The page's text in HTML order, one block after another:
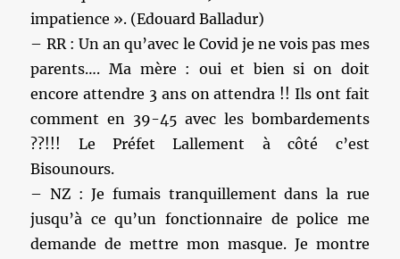
impatience ». (Edouard Balladur)
– RR : Un an qu’avec le Covid je ne vois pas mes
parents…. Ma mère : oui et bien si on doit
encore attendre 3 ans on attendra !! Ils ont fait
comment en 39-45 avec les bombardements
??!!! Le Préfet Lallement à côté c’est
Bisounours.
– NZ : Je fumais tranquillement dans la rue
jusqu’à ce qu’un fonctionnaire de police me
demande de mettre mon masque. Je montre